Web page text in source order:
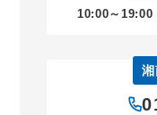
10:00～19:00